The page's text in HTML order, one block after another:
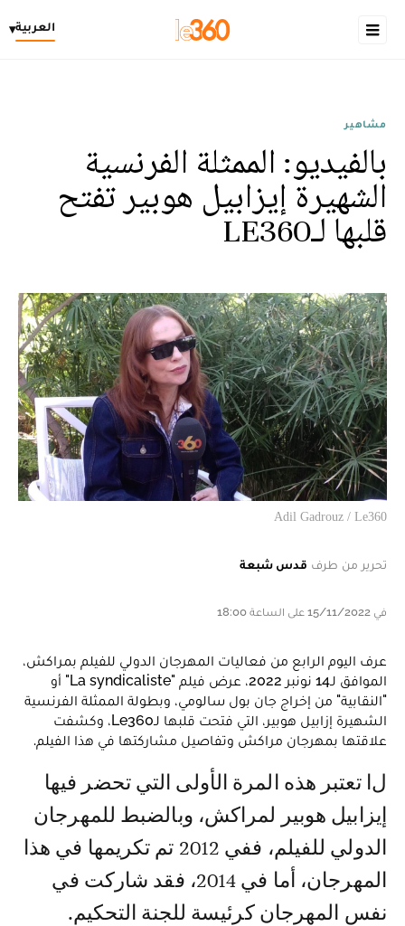
العربية▾
مشاهير
بالفيديو: الممثلة الفرنسية
الشهيرة إيزابيل هوبير تفتح
قلبها لـLE360
Adil Gadrouz / Le360
تحرير من طرف قدس شبعة
في 15/11/2022 على الساعة 18:00
عرف اليوم الرابع من فعاليات المهرجان الدولي للفيلم بمراكش،
الموافق لـ14 نونبر 2022، عرض فيلم "La syndicaliste" أو
"النقابية" من إخراج جان بول سالومي، وبطولة الممثلة الفرنسية
الشهيرة إزابيل هوبير، التي فتحت قلبها لـLe360، وكشفت
علاقتها بمهرجان مراكش وتفاصيل مشاركتها في هذا الفيلم.
لا تعتبر هذه المرة الأولى التي تحضر فيها
إيزابيل هوبير لمراكش، وبالضبط للمهرجان
الدولي للفيلم، ففي 2012 تم تكريمها في هذا
المهرجان، أما في 2014، فقد شاركت في
نفس المهرجان كرئيسة للجنة التحكيم.